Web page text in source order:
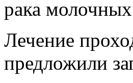
рака
Лечение
предложили